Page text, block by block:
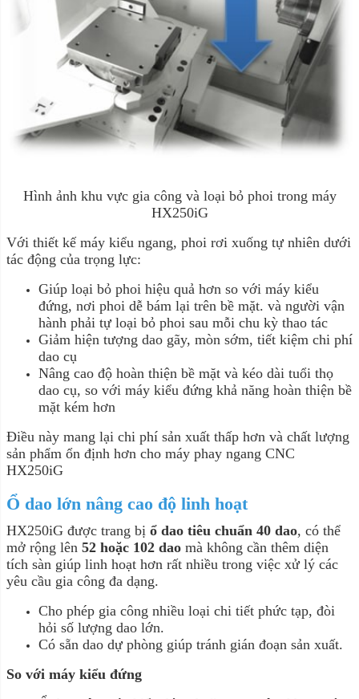
Hình ảnh khu vực gia công và loại bỏ phoi trong máy
HX250iG
Với thiết kế máy kiểu ngang, phoi rơi xuống tự nhiên dưới
tác động của trọng lực:
Giúp loại bỏ phoi hiệu quả hơn so với máy kiểu
đứng, nơi phoi dễ bám lại trên bề mặt. và người vận
hành phải tự loại bỏ phoi sau mỗi chu kỳ thao tác
Giảm hiện tượng dao gãy, mòn sớm, tiết kiệm chi phí
dao cụ
Nâng cao độ hoàn thiện bề mặt và kéo dài tuổi thọ
dao cụ, so với máy kiểu đứng khả năng hoàn thiện bề
mặt kém hơn
Điều này mang lại chi phí sản xuất thấp hơn và chất lượng
sản phẩm ổn định hơn cho máy phay ngang CNC
HX250iG
Ổ dao lớn nâng cao độ linh hoạt
HX250iG được trang bị ổ dao tiêu chuẩn 40 dao, có thể
mở rộng lên 52 hoặc 102 dao mà không cần thêm diện
tích sàn giúp linh hoạt hơn rất nhiều trong việc xử lý các
yêu cầu gia công đa dạng.
Cho phép gia công nhiều loại chi tiết phức tạp, đòi
hỏi số lượng dao lớn.
Có sẵn dao dự phòng giúp tránh gián đoạn sản xuất.
So với máy kiểu đứng